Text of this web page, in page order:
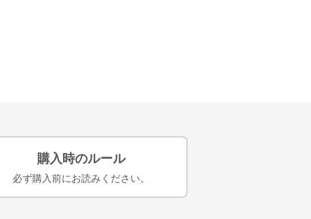
購入時のルール
必ず購入前にお読みください。